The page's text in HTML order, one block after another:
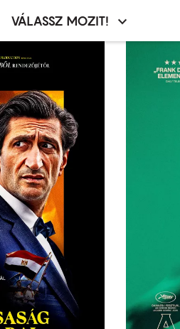
Moziválasztó
menü
VÁLASSZ MOZIT!